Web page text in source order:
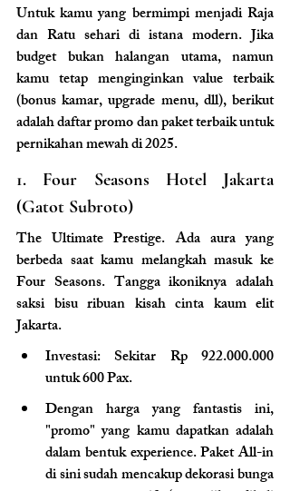
Untuk kamu yang bermimpi menjadi Raja
dan Ratu sehari di istana modern. Jika
budget bukan halangan utama, namun
kamu tetap menginginkan value terbaik
(bonus kamar, upgrade menu, dll), berikut
adalah daftar promo dan paket terbaik untuk
pernikahan mewah di 2025.
1. Four Seasons Hotel Jakarta
(Gatot Subroto)
The Ultimate Prestige. Ada aura yang
berbeda saat kamu melangkah masuk ke
Four Seasons. Tangga ikoniknya adalah
saksi bisu ribuan kisah cinta kaum elit
Jakarta.
Investasi: Sekitar Rp 922.000.000
untuk 600 Pax.
Dengan harga yang fantastis ini,
"promo" yang kamu dapatkan adalah
dalam bentuk experience. Paket All-in
di sini sudah mencakup dekorasi bunga